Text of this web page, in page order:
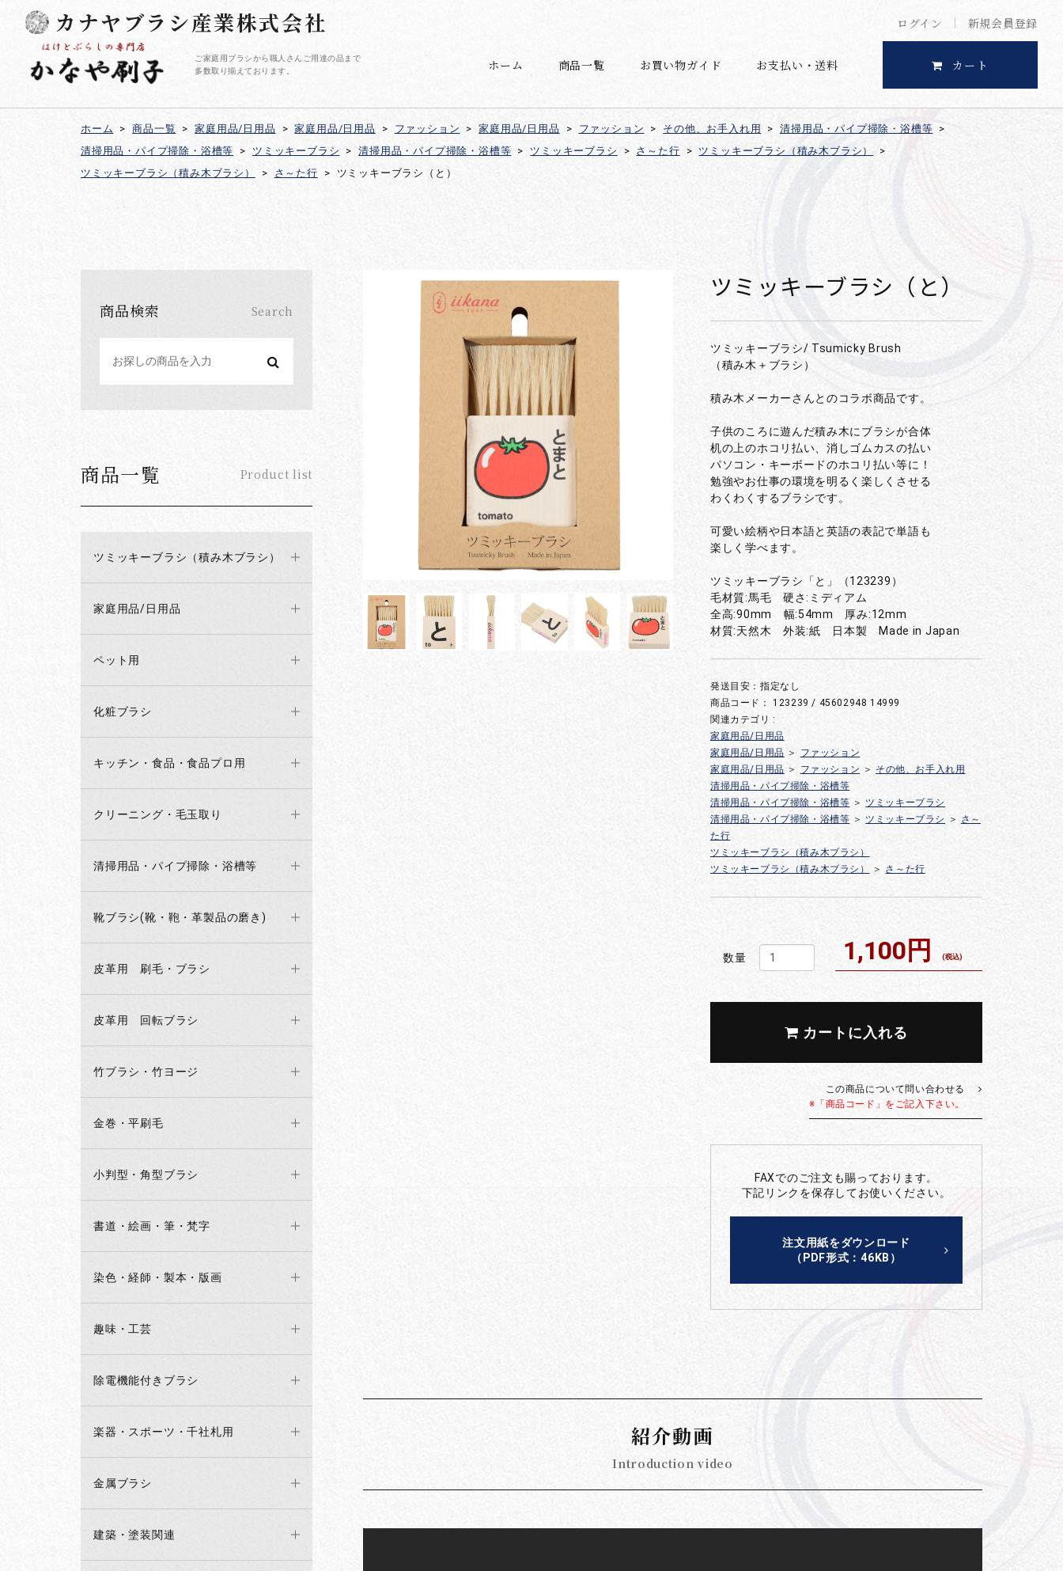
ログイン 新規会員登録
カナヤブラシ産業株式会社
ご家庭用ブラシから職人さんご用達の品まで
多数取り揃えております。
ホーム 商品一覧 お買い物ガイド お支払い・送料 カート
ホーム > 商品一覧 > 家庭用品/日用品 > 家庭用品/日用品 > ファッション > 家庭用品/日用品 > ファッション > その他、お手入れ用 > 清掃用品・パイプ掃除・浴槽等 >
清掃用品・パイプ掃除・浴槽等
> ツミッキーブラシ > 清掃用品・パイプ掃除・浴槽等 > ツミッキーブラシ > さ～た行 > ツミッキーブラシ（積み木ブラシ）
>
ツミッキーブラシ（積み木ブラシ）
> さ～た行 > ツミッキーブラシ（と）
商品検索 Search
商品一覧 Product list
ツミッキーブラシ（積み木ブラシ）
家庭用品/日用品
ペット用
化粧ブラシ
キッチン・食品・食品プロ用
クリーニング・毛玉取り
清掃用品・パイプ掃除・浴槽等
靴ブラシ(靴・鞄・革製品の磨き)
皮革用 刷毛・ブラシ
皮革用 回転ブラシ
竹ブラシ・竹ヨージ
金巻・平刷毛
小判型・角型ブラシ
書道・絵画・筆・梵字
染色・経師・製本・版画
趣味・工芸
除電機能付きブラシ
楽器・スポーツ・千社札用
金属ブラシ
建築・塗装関連
ツミッキーブラシ（と）
ツミッキーブラシ/ Tsumicky Brush
（積み木＋ブラシ）
積み木メーカーさんとのコラボ商品です。
子供のころに遊んだ積み木にブラシが合体
机の上のホコリ払い、消しゴムカスの払い
パソコン・キーボードのホコリ払い等に！
勉強やお仕事の環境を明るく楽しくさせる
わくわくするブラシです。
可愛い絵柄や日本語と英語の表記で単語も
楽しく学べます。
ツミッキーブラシ「と」（123239）
毛材質:馬毛 硬さ:ミディアム
全高:90mm 幅:54mm 厚み:12mm
材質:天然木 外装:紙 日本製 Made in Japan
発送目安：指定なし
商品コード：123239 / 45602948 14999
関連カテゴリ :
家庭用品/日用品
家庭用品/日用品 ＞
ファッション
家庭用品/日用品 ＞ ファッション ＞ その他、お手入れ用
清掃用品・パイプ掃除・浴槽等
清掃用品・パイプ掃除・浴槽等 ＞ ツミッキーブラシ
清掃用品・パイプ掃除・浴槽等 ＞ ツミッキーブラシ ＞ さ～
た行
ツミッキーブラシ（積み木ブラシ）
ツミッキーブラシ（積み木ブラシ）
＞ さ～た行
数量 1,100円 (税込)
カートに入れる
この商品について問い合わせる
※「商品コード」をご記入下さい。
FAXでのご注文も賜っております。
下記リンクを保存してお使いください。
注文用紙をダウンロード
（PDF形式：46KB）
紹介動画
Introduction video